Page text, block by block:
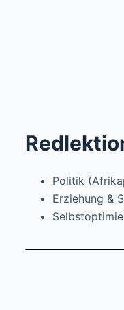
Politik
Erziehung &